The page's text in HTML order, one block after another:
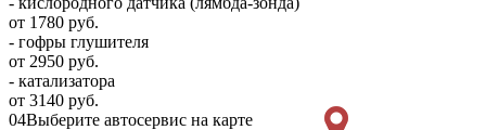
от 1780 руб.
- гофры глушителя
от 2950 руб.
- катализатора
от 3140 руб.
04Выберите автосервис на карте